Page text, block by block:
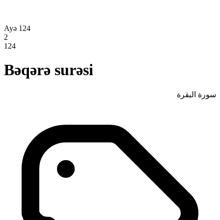
Ayə 124
2
124
Bəqərə surəsi
سورة البقرة